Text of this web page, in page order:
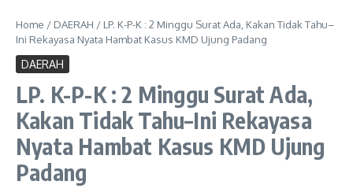
Home / DAERAH / LP. K-P-K : 2 Minggu Surat Ada, Kakan Tidak Tahu–
Ini Rekayasa Nyata Hambat Kasus KMD Ujung Padang
DAERAH
LP. K-P-K : 2 Minggu Surat Ada,
Kakan Tidak Tahu–Ini Rekayasa
Nyata Hambat Kasus KMD Ujung
Padang